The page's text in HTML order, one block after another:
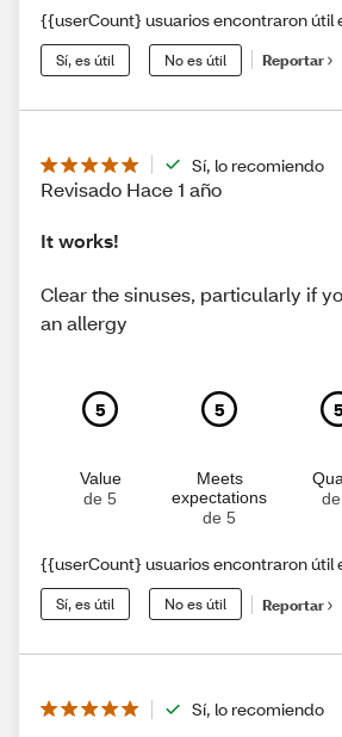
{{userCount} usuarios encontraron útil
Sí, es útil No es útil Reportar
Sí, lo recomiendo
Revisado Hace 1 año
It works!
Clear the sinuses, particularly if
an allergy
5
Value
de 5
5
Meets
expectations
de 5
{{userCount} usuarios encontraron útil
Sí, es útil No es útil Reportar
Sí, lo recomiendo